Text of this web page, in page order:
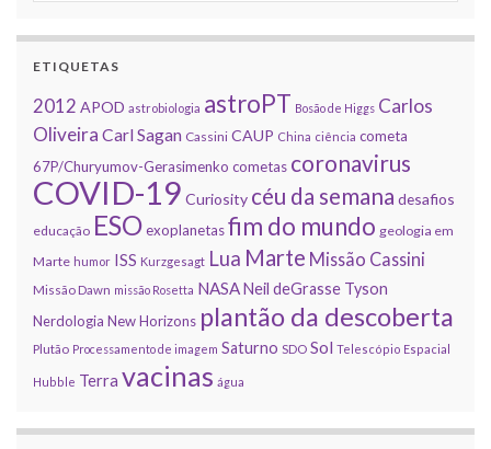
ETIQUETAS
2012 APOD astrobiologia astroPT Bosão de Higgs Carlos
Oliveira Carl Sagan Cassini CAUP China ciência cometa
67P/Churyumov-Gerasimenko cometas coronavirus
COVID-19 Curiosity céu da semana desafios
educação ESOexoplanetasfim do mundo geologia em
Marte humor ISS Kurzgesagt Lua Marte Missão Cassini
Missão Dawn missão Rosetta NASANeil deGrasse Tyson
Nerdologia New Horizons plantão da descoberta
Plutão Processamento de imagem Saturno SDO Sol Telescópio Espacial
Hubble Terra vacinas água